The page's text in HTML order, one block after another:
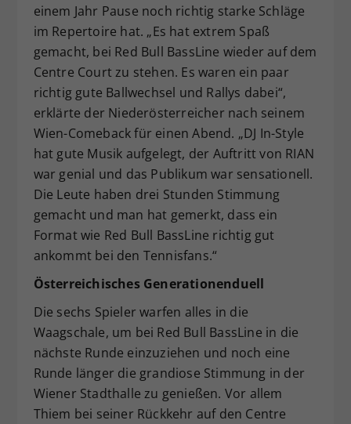
einem Jahr Pause noch richtig starke Schläge
im Repertoire hat. „Es hat extrem Spaß
gemacht, bei Red Bull BassLine wieder auf dem
Centre Court zu stehen. Es waren ein paar
richtig gute Ballwechsel und Rallys dabei“,
erklärte der Niederösterreicher nach seinem
Wien-Comeback für einen Abend. „DJ In-Style
hat gute Musik aufgelegt, der Auftritt von RIAN
war genial und das Publikum war sensationell.
Die Leute haben drei Stunden Stimmung
gemacht und man hat gemerkt, dass ein
Format wie Red Bull BassLine richtig gut
ankommt bei den Tennisfans.“
Österreichisches Generationenduell
Die sechs Spieler warfen alles in die
Waagschale, um bei Red Bull BassLine in die
nächste Runde einzuziehen und noch eine
Runde länger die grandiose Stimmung in der
Wiener Stadthalle zu genießen. Vor allem
Thiem bei seiner Rückkehr auf den Centre